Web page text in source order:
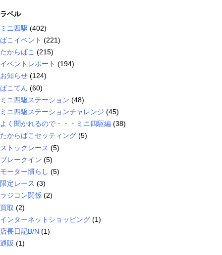
ラベル
ミニ四駆 (402)
ばこイベント (221)
たからばこ (215)
イベントレポート (194)
お知らせ (124)
ばこてん (60)
ミニ四駆ステーション (48)
ミニ四駆ステーションチャレンジ (45)
よく聞かれるので・・・ミニ四駆編 (38)
たからばこセッティング (5)
ストックレース (5)
ブレークイン (5)
モーター慣らし (5)
限定レース (3)
ラジコン関係 (2)
買取 (2)
インターネットショッピング (1)
店長日記B/N (1)
通販 (1)